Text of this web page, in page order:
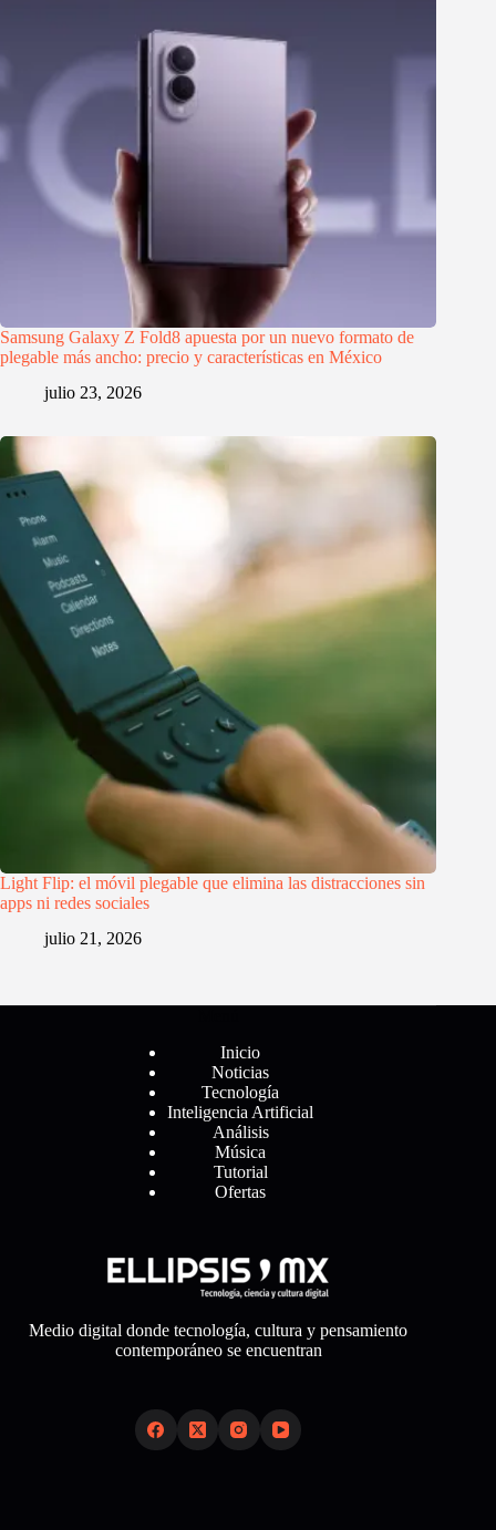
Samsung Galaxy Z Fold8 apuesta por un nuevo formato de
plegable más ancho: precio y características en México
julio 23, 2026
Light Flip: el móvil plegable que elimina las distracciones sin
apps ni redes sociales
julio 21, 2026
Inicio
Noticias
Tecnología
Inteligencia Artificial
Análisis
Música
Tutorial
Ofertas
Medio digital donde tecnología, cultura y pensamiento
contemporáneo se encuentran